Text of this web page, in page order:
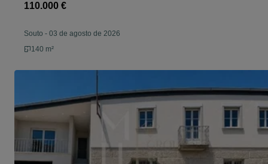
110.000 €
Souto - 03 de agosto de 2026
140 m²